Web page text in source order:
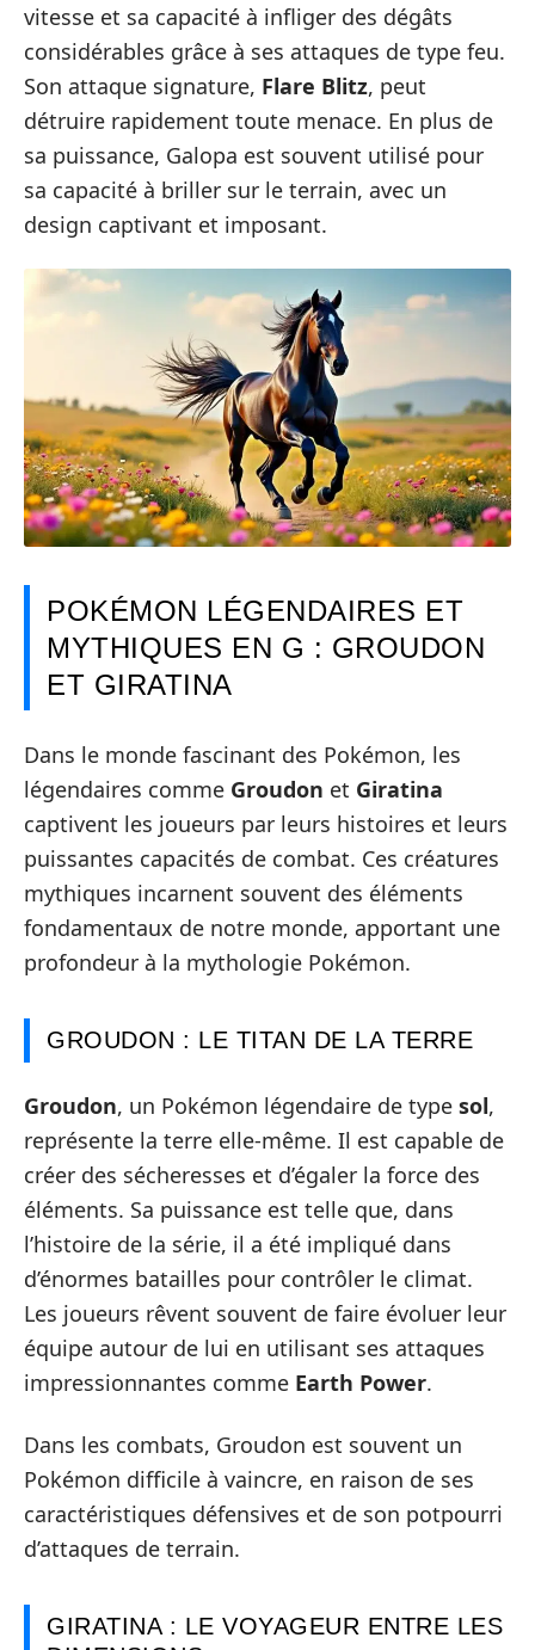
vitesse et sa capacité à infliger des dégâts
considérables grâce à ses attaques de type feu.
Son attaque signature, Flare Blitz, peut
détruire rapidement toute menace. En plus de
sa puissance, Galopa est souvent utilisé pour
sa capacité à briller sur le terrain, avec un
design captivant et imposant.
POKÉMON LÉGENDAIRES ET
MYTHIQUES EN G : GROUDON
ET GIRATINA
Dans le monde fascinant des Pokémon, les
légendaires comme Groudon et Giratina
captivent les joueurs par leurs histoires et leurs
puissantes capacités de combat. Ces créatures
mythiques incarnent souvent des éléments
fondamentaux de notre monde, apportant une
profondeur à la mythologie Pokémon.
GROUDON : LE TITAN DE LA TERRE
Groudon, un Pokémon légendaire de type sol,
représente la terre elle-même. Il est capable de
créer des sécheresses et d’égaler la force des
éléments. Sa puissance est telle que, dans
l’histoire de la série, il a été impliqué dans
d’énormes batailles pour contrôler le climat.
Les joueurs rêvent souvent de faire évoluer leur
équipe autour de lui en utilisant ses attaques
impressionnantes comme Earth Power.
Dans les combats, Groudon est souvent un
Pokémon difficile à vaincre, en raison de ses
caractéristiques défensives et de son potpourri
d’attaques de terrain.
GIRATINA : LE VOYAGEUR ENTRE LES